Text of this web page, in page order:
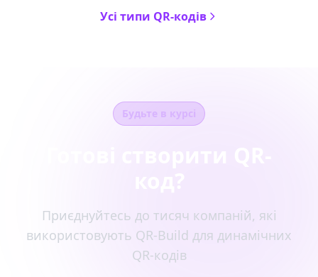
Усі типи QR-кодів
Будьте в курсі
Приєднуйтесь до тисяч компаній, які
використовують QR-Build для динамічних
QR-кодів